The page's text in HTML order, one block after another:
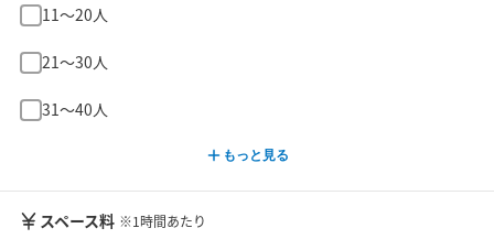
11〜20人
21〜30人
31〜40人
もっと見る
スペース料 ※1時間あたり